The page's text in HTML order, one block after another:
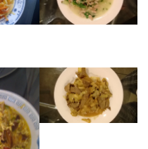
个人博客程序